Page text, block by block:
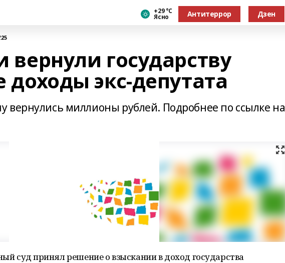
+29 °С
Ясно Антитеррор Дзен
государству
экс-депутата
вернулись миллионы рублей. Подробнее по ссылке на
суд принял решение о взыскании в доход государства